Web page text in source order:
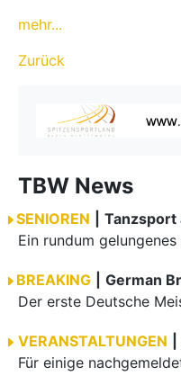
mehr...
Zurück
TBW News
SENIOREN
BREAKING
VERANSTALTUNGEN